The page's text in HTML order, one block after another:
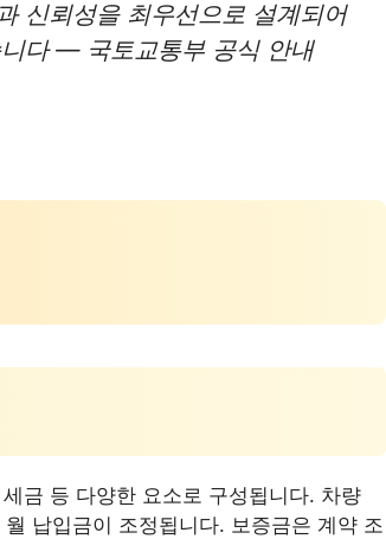
신뢰성을 최우선으로 설계되어
다 — 국토교통부 공식 안내
금 등 다양한 요소로 구성됩니다. 차량
납입금이 조정됩니다. 보증금은 계약 조